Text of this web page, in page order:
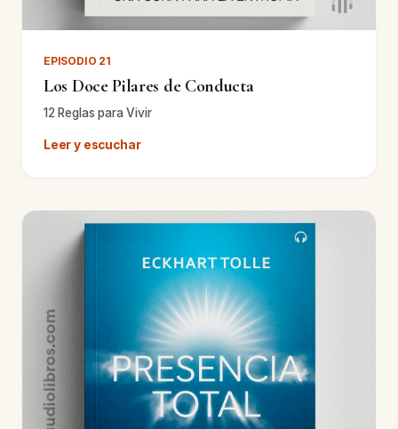
EPISODIO 21
Los Doce Pilares de Conducta
12 Reglas para Vivir
Leer y escuchar